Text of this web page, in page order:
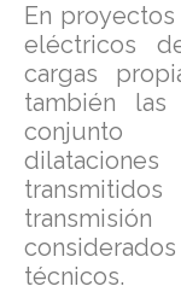
En
eléctricos
cargas
también las
conjunto
técnicos.